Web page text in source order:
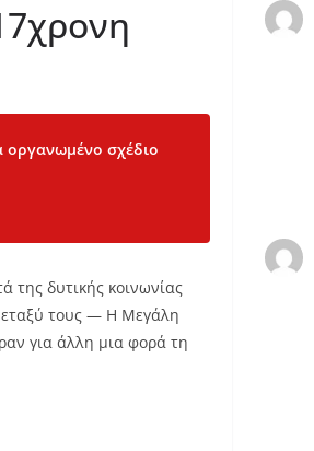
οργανωμένο σχέδιο
της δυτικής κοινωνίας
τους — Η Μεγάλη
για άλλη μια φορά τη